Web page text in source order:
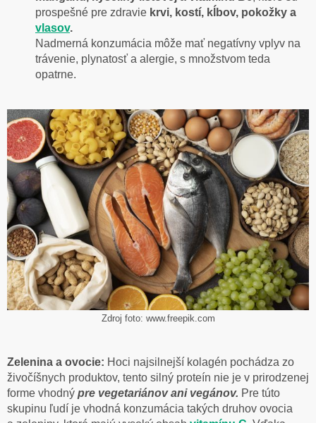
prospešné pre zdravie krvi, kostí, kĺbov, pokožky a
vlasov.
Nadmerná konzumácia môže mať negatívny vplyv na
trávenie, plynatosť a alergie, s množstvom teda
opatrne.
Zdroj foto: www.freepik.com
Zelenina a ovocie: Hoci najsilnejší kolagén pochádza zo
živočíšnych produktov, tento silný proteín nie je v prirodzenej
forme vhodný pre vegetariánov ani vegánov. Pre túto
skupinu ľudí je vhodná konzumácia takých druhov ovocia